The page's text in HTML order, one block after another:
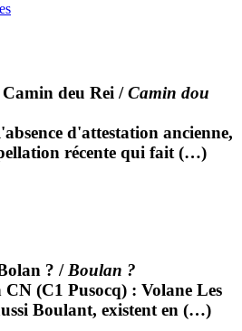
Camin deu Rei /Camin dou
d'attestation ancienne,
récente qui fait (…)
? / Boulan ?
(C1 Pusocq) : Volane Les
Boulant, existent en (…)